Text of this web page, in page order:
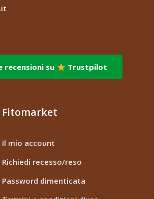
recensioni su Trustpilot
Fitomarket
Il mio account
Richiedi recesso/reso
Password dimenticata